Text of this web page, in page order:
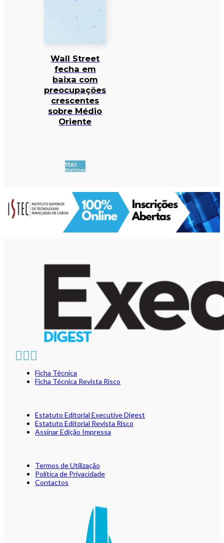
Wall Street
fecha em
baixa com
preocupações
crescentes
sobre Médio
Oriente
Mais
Notícias
Ficha Técnica
Ficha Técnica Revista Risco
Estatuto Editorial Executive Digest
Estatuto Editorial Revista Risco
Assinar Edição Impressa
Termos de Utilização
Política de Privacidade
Contactos